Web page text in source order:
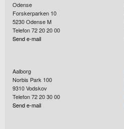
Odense
Forskerparken 10
5230Odense M
Telefon 72 20 20 00
Send e-mail
Aalborg
Norbis Park 100
9310Vodskov
Telefon 72 20 30 00
Send e-mail